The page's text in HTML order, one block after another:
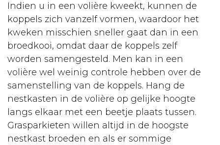
Indien u in een volière kweekt, kunnen de
koppels zich vanzelf vormen, waardoor het
kweken misschien sneller gaat dan in een
broedkooi, omdat daar de koppels zelf
worden samengesteld. Men kan in een
volière wel weinig controle hebben over de
samenstelling van de koppels. Hang de
nestkasten in de volière op gelijke hoogte
langs elkaar met een beetje plaats tussen.
Grasparkieten willen altijd in de hoogste
nestkast broeden en als er sommige